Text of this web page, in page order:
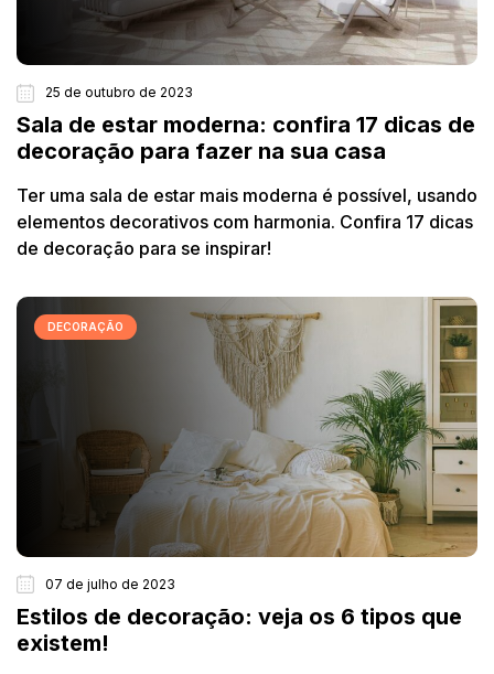
25 de outubro de 2023
Sala de estar moderna: confira 17 dicas de
decoração para fazer na sua casa
Ter uma sala de estar mais moderna é possível, usando
elementos decorativos com harmonia. Confira 17 dicas
de decoração para se inspirar!
DECORAÇÃO
07 de julho de 2023
Estilos de decoração: veja os 6 tipos que
existem!